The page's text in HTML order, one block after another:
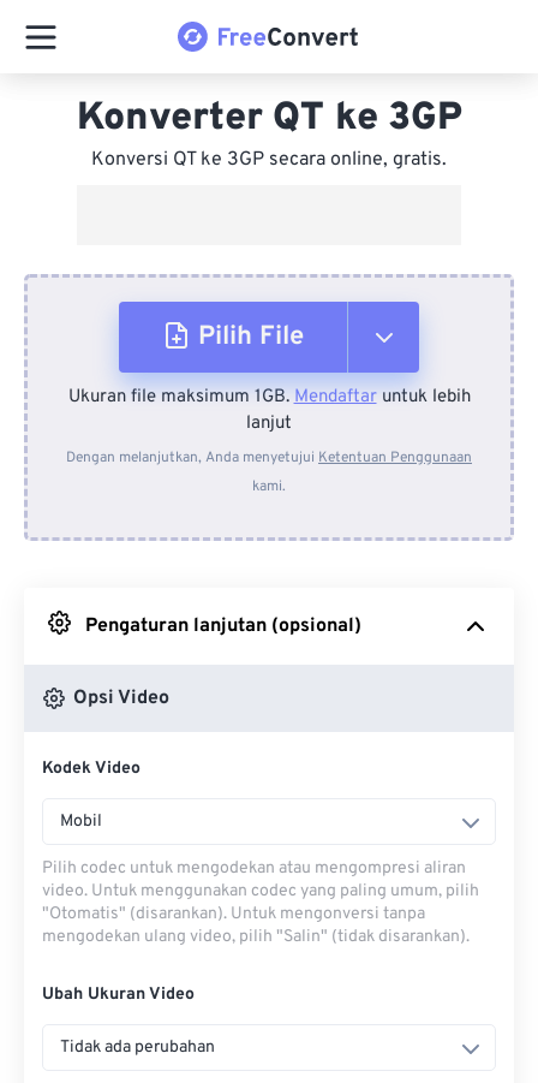
Konverter QT ke 3GP
Konversi QT ke 3GP secara online, gratis.
Pilih File
Dari Perangkat
Dari Dropbox
Ukuran file maksimum 1GB.Mendaftaruntuk lebih
lanjut
Dengan melanjutkan, Anda menyetujui Ketentuan Penggunaan
kami.
Pengaturan lanjutan (opsional)
Opsi Video
Kodek Video
Mobil
Pilih codec untuk mengodekan atau mengompresi aliran
video. Untuk menggunakan codec yang paling umum, pilih
"Otomatis" (disarankan). Untuk mengonversi tanpa
mengodekan ulang video, pilih "Salin" (tidak disarankan).
Ubah Ukuran Video
Tidak ada perubahan